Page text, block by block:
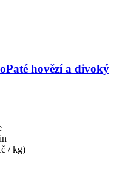
hovězí a divoký
/ kg)